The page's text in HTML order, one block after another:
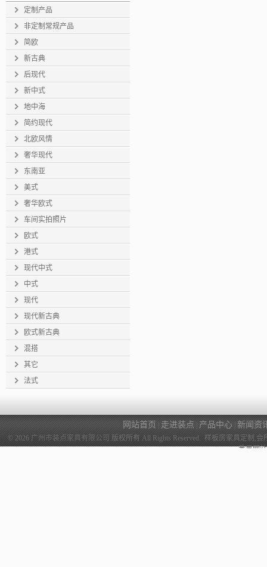
定制产品
非定制常规产品
简欧
新古典
后现代
新中式
地中海
简约现代
北欧风情
奢华现代
东南亚
美式
奢华欧式
车间实拍照片
欧式
港式
现代中式
中式
现代
现代新古典
欧式新古典
混搭
其它
法式
网站首页|走进装点|产品中心|新闻资
© 2026广州市装点家具有限公司版权所有 All Rights Reserved. 样板房家具定制,
番禺网